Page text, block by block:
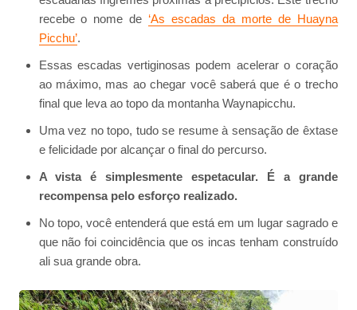
recebe o nome de ‘As escadas da morte de Huayna
Picchu’.
Essas escadas vertiginosas podem acelerar o coração
ao máximo, mas ao chegar você saberá que é o trecho
final que leva ao topo da montanha Waynapicchu.
Uma vez no topo, tudo se resume à sensação de êxtase
e felicidade por alcançar o final do percurso.
A vista é simplesmente espetacular. É a grande
recompensa pelo esforço realizado.
No topo, você entenderá que está em um lugar sagrado e
que não foi coincidência que os incas tenham construído
ali sua grande obra.